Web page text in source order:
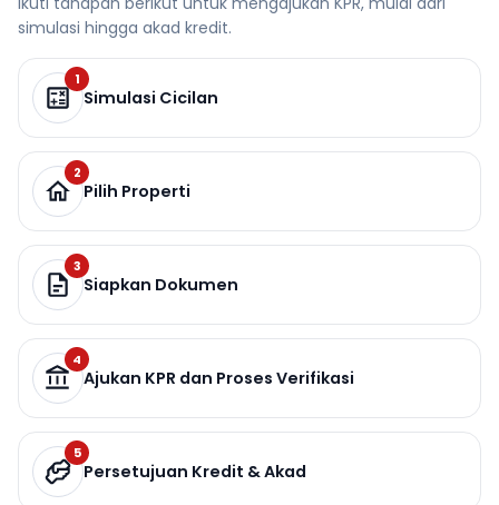
simulasi hingga akad kredit.
1
Simulasi Cicilan
2
Pilih Properti
3
Siapkan Dokumen
4
Ajukan KPR dan Proses Verifikasi
5
Persetujuan Kredit & Akad